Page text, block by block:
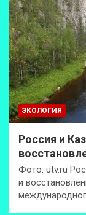
ЭКОЛОГИЯ
Россия и
Фото: utv.ru
и